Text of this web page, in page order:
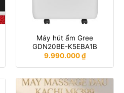
Máy hút ẩm Gree
GDN20BE-K5EBA1B
9.990.000₫